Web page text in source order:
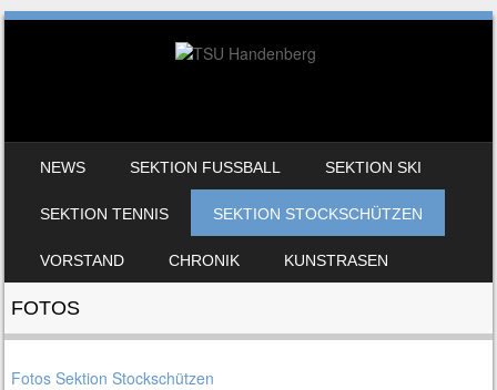
NEWS SEKTION FUSSBALL SEKTION SKI
SEKTION TENNIS SEKTION STOCKSCHÜTZEN
VORSTAND CHRONIK KUNSTRASEN
FOTOS
Fotos Sektion Stockschützen